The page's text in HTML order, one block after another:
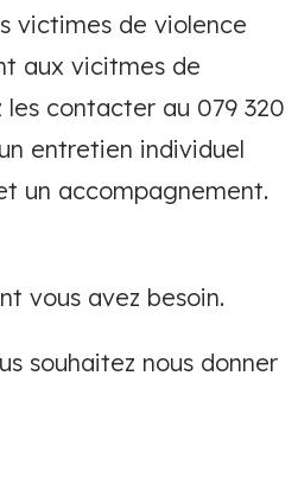
victimes de violence
aux vicitmes de
les contacter au 079 320
entretien individuel
un accompagnement.
vous avez besoin.
souhaitez nous donner